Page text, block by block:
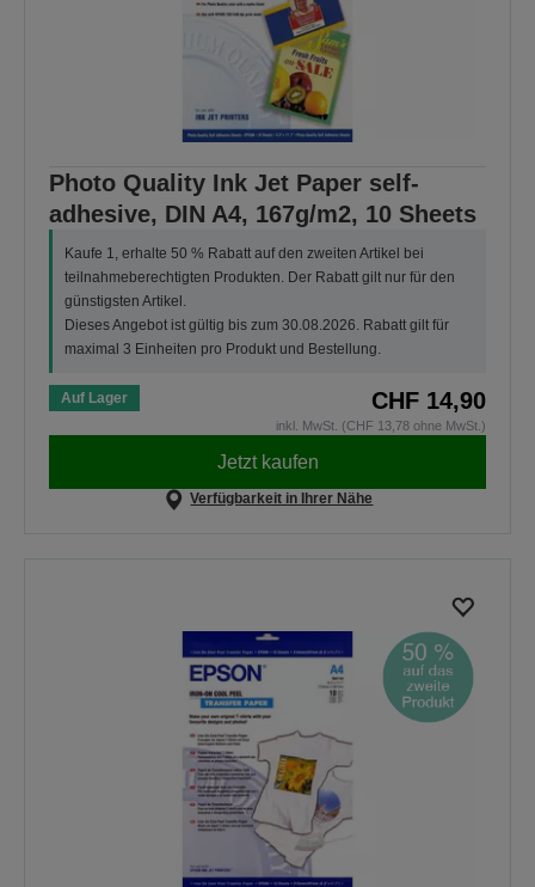
Photo Quality Ink Jet Paper self-
adhesive, DIN A4, 167g/m2, 10 Sheets
Kaufe 1, erhalte 50 % Rabatt auf den zweiten Artikel bei
teilnahmeberechtigten Produkten. Der Rabatt gilt nur für den
günstigsten Artikel.
Dieses Angebot ist gültig bis zum 30.08.2026. Rabatt gilt für
maximal 3 Einheiten pro Produkt und Bestellung.
Auf Lager CHF 14,90
inkl. MwSt. (CHF 13,78 ohne MwSt.)
Jetzt kaufen
Verfügbarkeit in Ihrer Nähe